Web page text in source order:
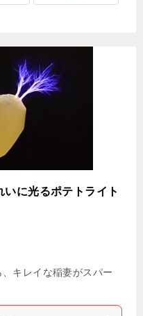
いに光るポテトライト
キレイな稲妻がスパー